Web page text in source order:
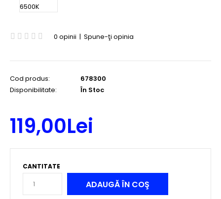
0 opinii | Spune-ţi opinia
Cod produs:
678300
Disponibilitate:
În Stoc
119,00Lei
CANTITATE